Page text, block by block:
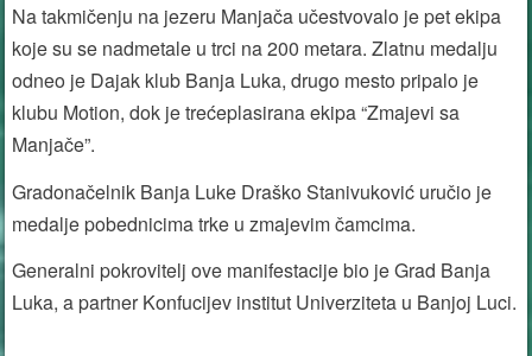
Na takmičenju na jezeru Manjača učestvovalo je pet ekipa
koje su se nadmetale u trci na 200 metara. Zlatnu medalju
odneo je Dajak klub Banja Luka, drugo mesto pripalo je
klubu Motion, dok je trećeplasirana ekipa “Zmajevi sa
Manjače”.
Gradonačelnik Banja Luke Draško Stanivuković uručio je
medalje pobednicima trke u zmajevim čamcima.
Generalni pokrovitelj ove manifestacije bio je Grad Banja
Luka, a partner Konfucijev institut Univerziteta u Banjoj Luci.